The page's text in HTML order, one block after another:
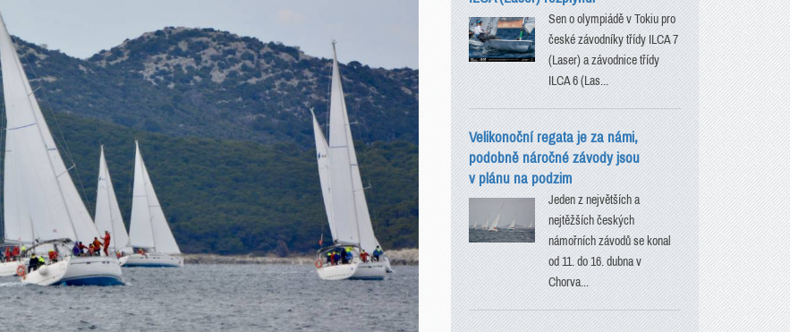
Sen o olympiádě v Tokiu pro
české závodníky třídy ILCA 7
(Laser) a závodnice třídy
ILCA 6 (Las...
Velikonoční regata je za námi,
podobně náročné závody jsou
v plánu na podzim
Jeden z největších a
nejtěžších českých
námořních závodů se konal
od 11. do 16. dubna v
Chorva...